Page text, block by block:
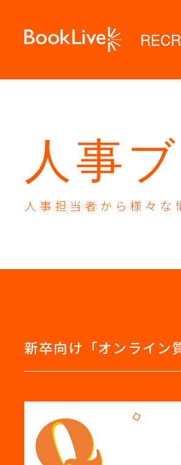
人事
人事担当者から様々な
新卒向け「オンライ